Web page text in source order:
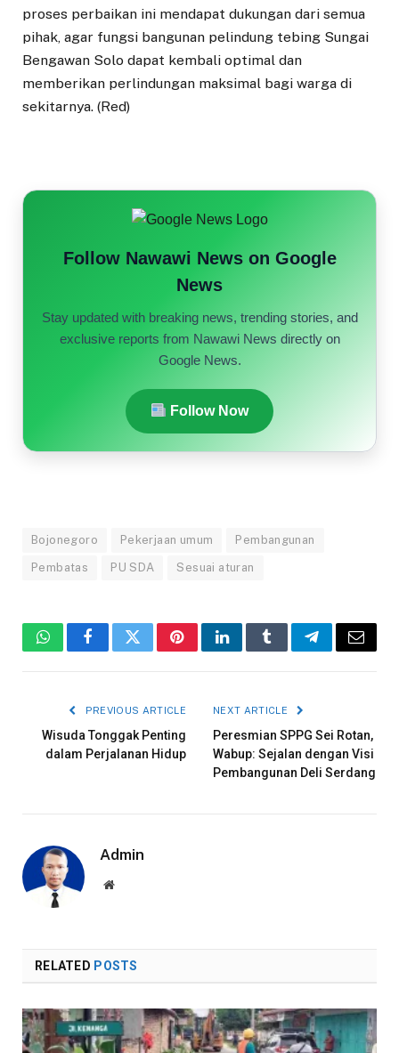
proses perbaikan ini mendapat dukungan dari semua
pihak, agar fungsi bangunan pelindung tebing Sungai
Bengawan Solo dapat kembali optimal dan
memberikan perlindungan maksimal bagi warga di
sekitarnya. (Red)
Follow Nawawi News on Google
News
Stay updated with breaking news, trending stories, and
exclusive reports from Nawawi News directly on
Google News.
Follow Now
Bojonegoro Pekerjaan umum Pembangunan
Pembatas PU SDA Sesuai aturan
WhatsAppFacebookTwitterPinterestLinkedInTumblrTelegramEmail
PREVIOUS ARTICLE
Wisuda Tonggak Penting
dalam Perjalanan Hidup
NEXT ARTICLE
Peresmian SPPG Sei Rotan,
Wabup: Sejalan dengan Visi
Pembangunan Deli Serdang
Admin
Website
RELATED POSTS